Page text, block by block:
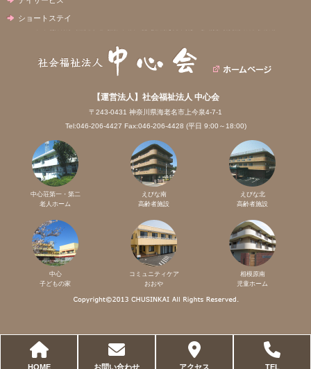
ショートステイ
【運営法人】社会福祉法人 中心会
〒243-0431 神奈川県海老名市上今泉4-7-1
Tel:046-206-4427 Fax:046-206-4428 (平日 9:00～18:00)
中心荘第一・第二
老人ホーム
えびな南
高齢者施設
えびな北
高齢者施設
中心
子どもの家
コミュニティケア
おおや
相模原南
児童ホーム
HOME お問い合わせ アクセス TEL